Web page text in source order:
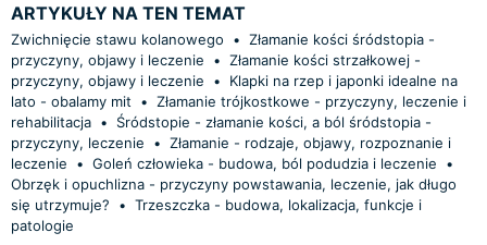
ARTYKUŁY NA TEN TEMAT
Zwichnięcie stawu kolanowego • Złamanie kości śródstopia -
przyczyny, objawy i leczenie
• Złamanie kości strzałkowej -
przyczyny, objawy i leczenie
•
Klapki na rzep i japonki idealne na
lato - obalamy mit
• Złamanie trójkostkowe - przyczyny, leczenie i
rehabilitacja •
Śródstopie - złamanie kości, a ból śródstopia -
przyczyny, leczenie
• Złamanie - rodzaje, objawy, rozpoznanie i
leczenie
• Goleń człowieka - budowa, ból podudzia i leczenie
•
Obrzęk i opuchlizna - przyczyny powstawania, leczenie, jak długo
się utrzymuje?
• Trzeszczka - budowa, lokalizacja, funkcje i
patologie